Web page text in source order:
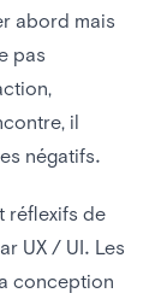
abord mais
pas
il
négatifs.
réflexifs de
UX / UI. Les
conception